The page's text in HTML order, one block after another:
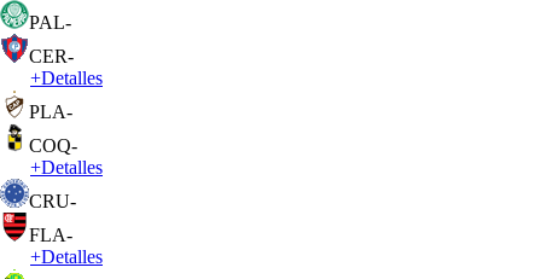
PAL-
CER-
+Detalles
PLA-
COQ-
+Detalles
CRU-
FLA-
+Detalles